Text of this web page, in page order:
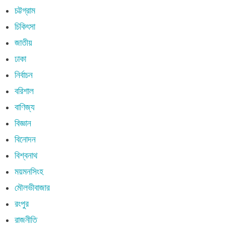
চট্টগ্রাম
চিকিৎসা
জাতীয়
ঢাকা
নির্বাচন
বরিশাল
বাণিজ্য
বিজ্ঞান
বিনোদন
বিশ্বনাথ
ময়মনসিংহ
মৌলভীবাজার
রংপুর
রাজনীতি